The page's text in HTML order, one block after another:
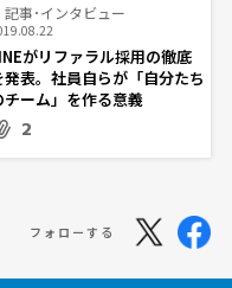
記事･インタビュー
がリファラル採用の徹底
発表。社員自らが「自分たち
チーム」を作る意義
2
フォローする